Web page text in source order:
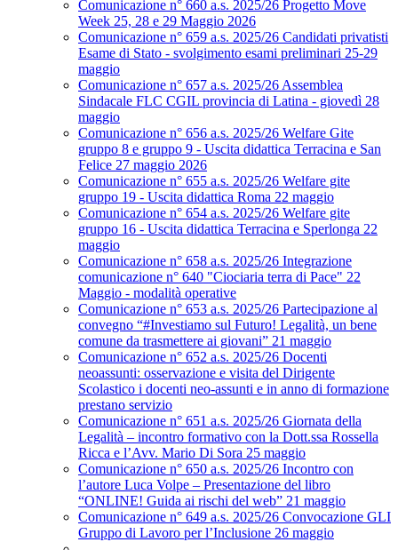
Comunicazione n° 660 a.s. 2025/26 Progetto Move
Week 25, 28 e 29 Maggio 2026
Comunicazione n° 659 a.s. 2025/26 Candidati privatisti
Esame di Stato - svolgimento esami preliminari 25-29
maggio
Comunicazione n° 657 a.s. 2025/26 Assemblea
Sindacale FLC CGIL provincia di Latina - giovedì 28
maggio
Comunicazione n° 656 a.s. 2025/26 Welfare Gite
gruppo 8 e gruppo 9 - Uscita didattica Terracina e San
Felice 27 maggio 2026
Comunicazione n° 655 a.s. 2025/26 Welfare gite
gruppo 19 - Uscita didattica Roma 22 maggio
Comunicazione n° 654 a.s. 2025/26 Welfare gite
gruppo 16 - Uscita didattica Terracina e Sperlonga 22
maggio
Comunicazione n° 658 a.s. 2025/26 Integrazione
comunicazione n° 640 "Ciociaria terra di Pace" 22
Maggio - modalità operative
Comunicazione n° 653 a.s. 2025/26 Partecipazione al
convegno “#Investiamo sul Futuro! Legalità, un bene
comune da trasmettere ai giovani” 21 maggio
Comunicazione n° 652 a.s. 2025/26 Docenti
neoassunti: osservazione e visita del Dirigente
Scolastico i docenti neo-assunti e in anno di formazione
prestano servizio
Comunicazione n° 651 a.s. 2025/26 Giornata della
Legalità – incontro formativo con la Dott.ssa Rossella
Ricca e l’Avv. Mario Di Sora 25 maggio
Comunicazione n° 650 a.s. 2025/26 Incontro con
l’autore Luca Volpe – Presentazione del libro
“ONLINE! Guida ai rischi del web” 21 maggio
Comunicazione n° 649 a.s. 2025/26 Convocazione GLI
Gruppo di Lavoro per l’Inclusione 26 maggio